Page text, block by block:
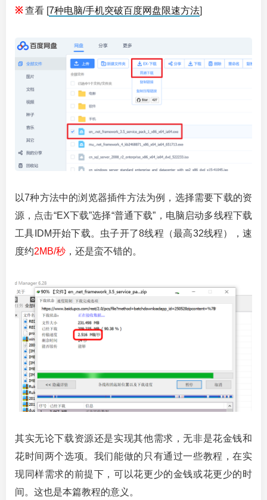
※查看 [7种电脑/手机突破百度网盘限速方法]
以7种方法中的浏览器插件方法为例，选择需要下载的资
源，点击“EX下载”选择“普通下载”，电脑启动多线程下载
工具IDM开始下载。虫子开了8线程（最高32线程），速
度约2MB/秒 ，还是蛮不错的。
其实无论下载资源还是实现其他需求，无非是花金钱和
花时间两个选项。我们能做的只有通过一些教程，在实
现同样需求的前提下，可以花更少的金钱或花更少的时
间。这也是本篇教程的意义。